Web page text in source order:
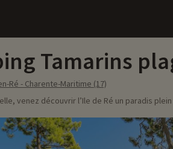
Tamarins
Ré - Charente-Maritime (17)
venez découvrir l’Ile de Ré un paradis